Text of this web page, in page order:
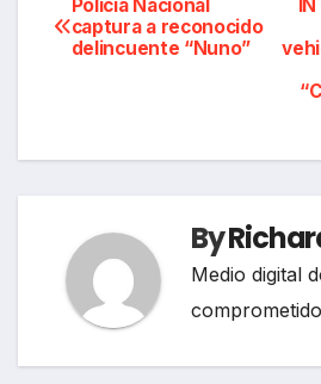
Navegación
de
Policía Nacional
captura a reconocido
delincuente “Nuno”
By
Medio digital